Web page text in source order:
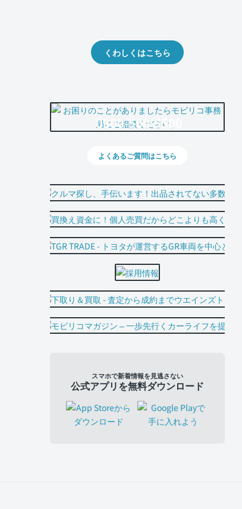
くわしくはこちら
0800-500-5500
よくあるご質問はこちら
スマホで新着情報を見逃さない
公式アプリを無料ダウンロード